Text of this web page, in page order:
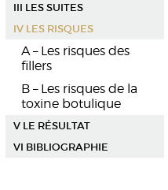
III LES SUITES
IV LES RISQUES
A – Les risques des
fillers
B – Les risques de la
toxine botulique
V LE RÉSULTAT
VI BIBLIOGRAPHIE